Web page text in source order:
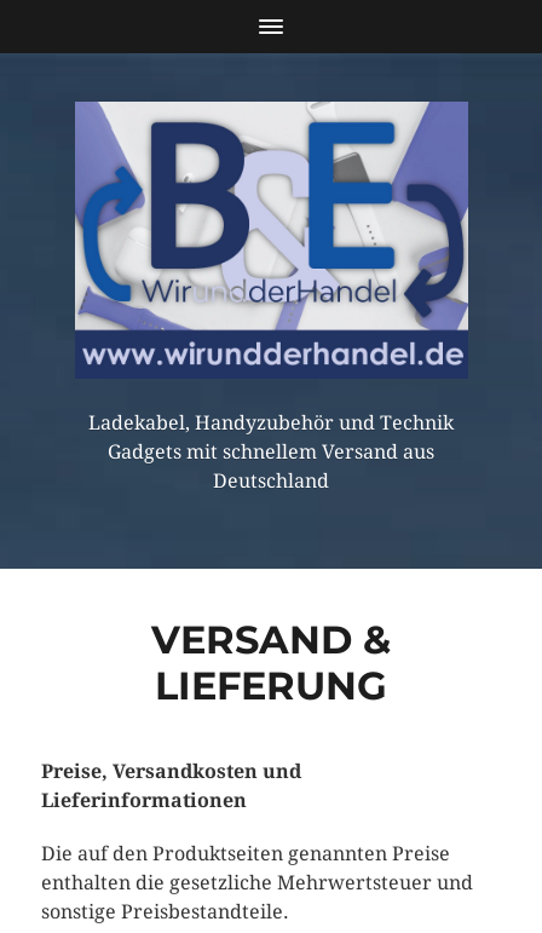
Ladekabel, Handyzubehör und Technik
Gadgets mit schnellem Versand aus
Deutschland
VERSAND &
LIEFERUNG
Preise, Versandkosten und
Lieferinformationen
Die auf den Produktseiten genannten Preise
enthalten die gesetzliche Mehrwertsteuer und
sonstige Preisbestandteile.